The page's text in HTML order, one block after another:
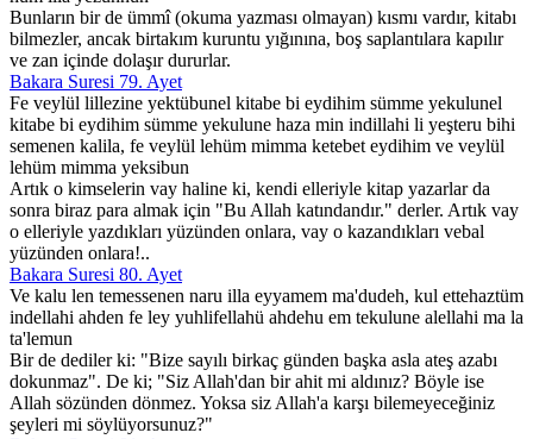
Bunların bir de ümmî (okuma yazması olmayan) kısmı vardır, kitabı
bilmezler, ancak birtakım kuruntu yığınına, boş saplantılara kapılır
ve zan içinde dolaşır dururlar.
Bakara Suresi 79. Ayet
Fe veylül lillezine yektübunel kitabe bi eydihim sümme yekulunel
kitabe bi eydihim sümme yekulune haza min indillahi li yeşteru bihi
semenen kalila, fe veylül lehüm mimma ketebet eydihim ve veylül
lehüm mimma yeksibun
Artık o kimselerin vay haline ki, kendi elleriyle kitap yazarlar da
sonra biraz para almak için "Bu Allah katındandır." derler. Artık vay
o elleriyle yazdıkları yüzünden onlara, vay o kazandıkları vebal
yüzünden onlara!..
Bakara Suresi 80. Ayet
Ve kalu len temessenen naru illa eyyamem ma'dudeh, kul ettehaztüm
indellahi ahden fe ley yuhlifellahü ahdehu em tekulune alellahi ma la
ta'lemun
Bir de dediler ki: "Bize sayılı birkaç günden başka asla ateş azabı
dokunmaz". De ki; "Siz Allah'dan bir ahit mi aldınız? Böyle ise
Allah sözünden dönmez. Yoksa siz Allah'a karşı bilemeyeceğiniz
şeyleri mi söylüyorsunuz?"